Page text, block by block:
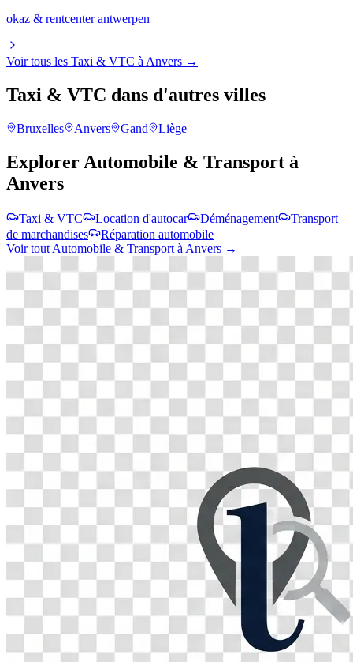
okaz & rentcenter antwerpen
Voir tous les Taxi & VTC à Anvers →
Taxi & VTC dans d'autres villes
Bruxelles Anvers Gand Liège
Explorer Automobile & Transport à
Anvers
Taxi & VTC Location d'autocar Déménagement
Transport
de marchandises
Réparation automobile
Voir tout Automobile & Transport à Anvers →